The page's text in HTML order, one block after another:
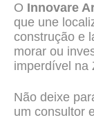
O Innovare
que une
construção e
morar ou
imperdível na
Não deixe
um consultor